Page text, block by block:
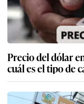
Precio del dólar
cuál es el tipo de